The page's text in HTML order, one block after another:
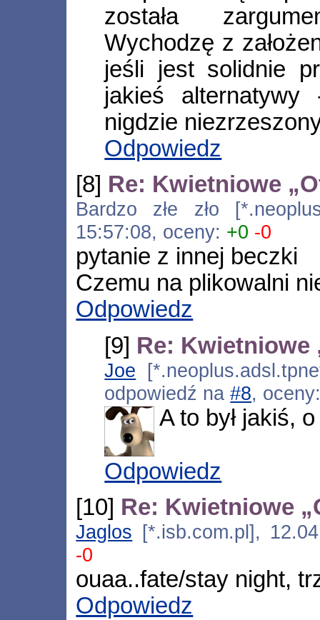
została
Wychodzę z
jeśli jest solidnie
jakieś alternatywy
nigdzie
Odpowiedz
[8] Re: Kwietniowe
Bardzo złe zło
15:57:08, oceny: +0 -0
pytanie z innej beczki
Czemu na plikowalni
Odpowiedz
[9] Re: Kwietniowe
Joe
odpowiedź na#8,
A to był jakiś,
Odpowiedz
[10] Re: Kwietniowe
Jaglos [*.isb.com.pl],
-0
ouaa..fate/stay night,
Odpowiedz